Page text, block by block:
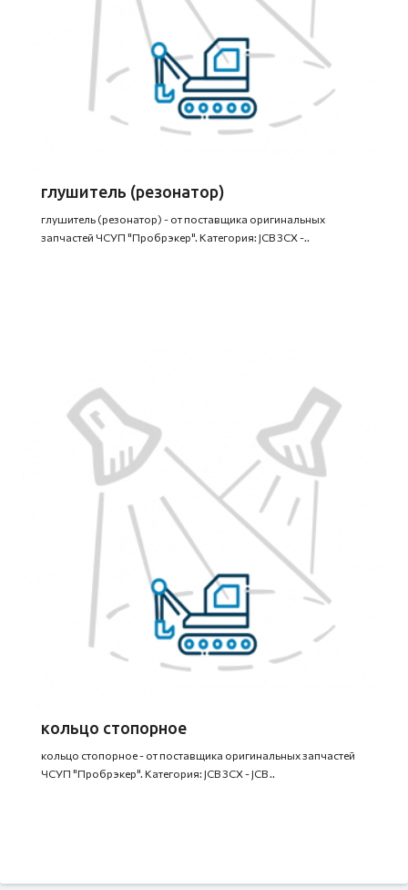
глушитель (резонатор)
глушитель (резонатор) - от поставщика оригинальных
запчастей ЧСУП "Пробрэкер". Категория: JCB 3CX -..
кольцо стопорное
кольцо стопорное - от поставщика оригинальных запчастей
ЧСУП "Пробрэкер". Категория: JCB 3CX - JCB ..